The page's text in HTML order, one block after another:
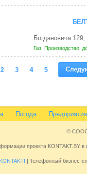
Богдановича
Газ. Производство,
2 3 4 5
Погода Предприятия
©
проекта
| Телефонный бизнес-